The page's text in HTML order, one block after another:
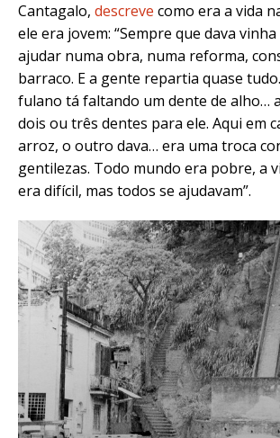
Cantagalo, descreve como era a vida
ele era jovem: “Sempre que dava
ajudar numa obra, numa reforma,
barraco. E a gente repartia quase
fulano tá faltando um dente de alho…
dois ou três dentes para ele. Aqui em
arroz, o outro dava… era uma troca
gentilezas. Todo mundo era pobre, a
era difícil, mas todos se ajudavam”.